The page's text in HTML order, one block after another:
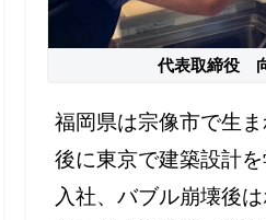
代表取締役
福岡県は宗像市で生
後に東京で建築設計
入社、バブル崩壊後